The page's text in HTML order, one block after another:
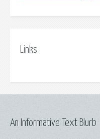
Links
An Informative Text Blurb